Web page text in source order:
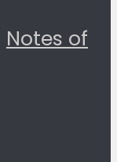
Notes of